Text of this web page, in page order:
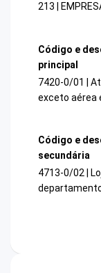
213 |
Código e
principal
7420-0/01 |
exceto aérea
Código e
secundária
4713-0/02 |